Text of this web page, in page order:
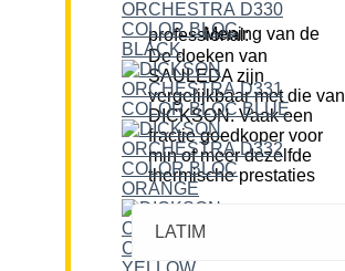
Mening van de professional:
De doeken van
SAULEDA zijn
vergelijkbaar met die van
DICKSON. Vaak een
fractie goedkoper voor
min of meer dezelfde
thermische prestaties
LATIM